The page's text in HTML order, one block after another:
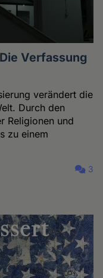
Verfassung
verändert die
Durch den
Religionen und
zu einem
3